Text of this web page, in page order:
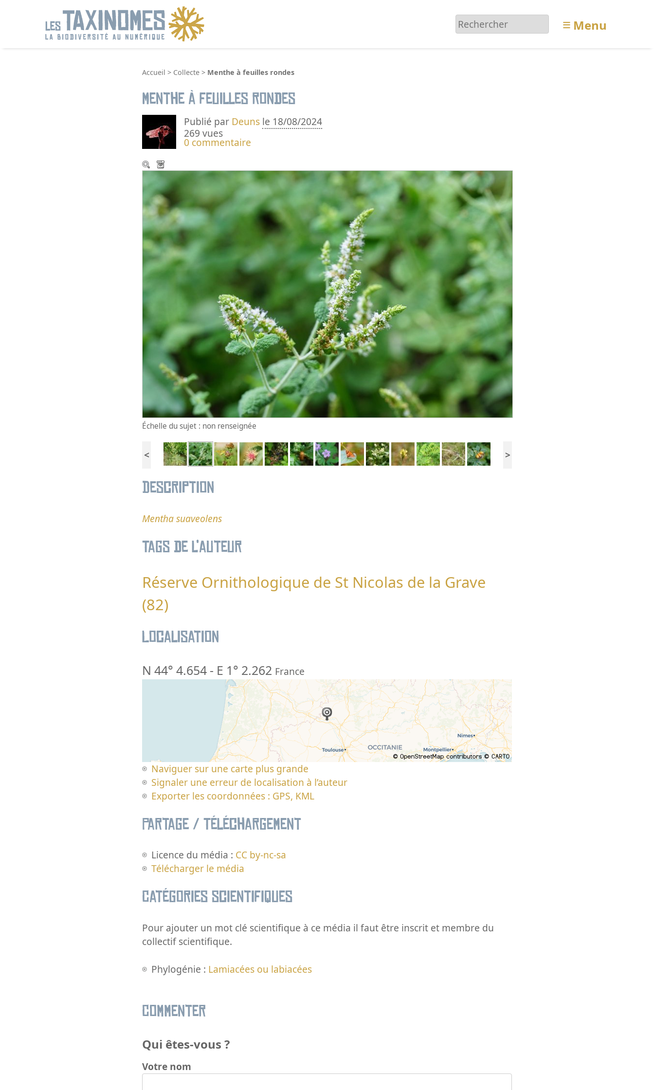
≡ Menu
Accueil > Collecte > Menthe à feuilles rondes
Menthe à feuilles rondes
Publié par Deuns le 18/08/2024
269 vues
0 commentaire
Échelle du sujet : non renseignée
< >
Description
Mentha suaveolens
Tags de l’auteur
Réserve Ornithologique de St Nicolas de la Grave
(82)
Localisation
N 44° 4.654 - E 1° 2.262 France
Naviguer sur une carte plus grande
Signaler une erreur de localisation à l’auteur
Exporter les coordonnées : GPS, KML
Partage / Téléchargement
Licence du média : CC by-nc-sa
Télécharger le média
Catégories scientifiques
Pour ajouter un mot clé scientifique à ce média il faut être inscrit et membre du
collectif scientifique.
Phylogénie : Lamiacées ou labiacées
Commenter
Qui êtes-vous ?
Votre nom